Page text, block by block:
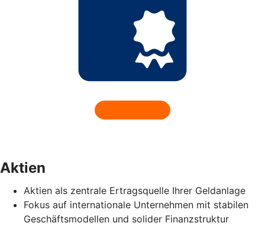
Aktien
Aktien als zentrale Ertragsquelle Ihrer Geldanlage
Fokus auf internationale Unternehmen mit stabilen
Geschäftsmodellen und solider Finanzstruktur